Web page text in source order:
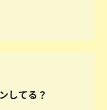
してる？